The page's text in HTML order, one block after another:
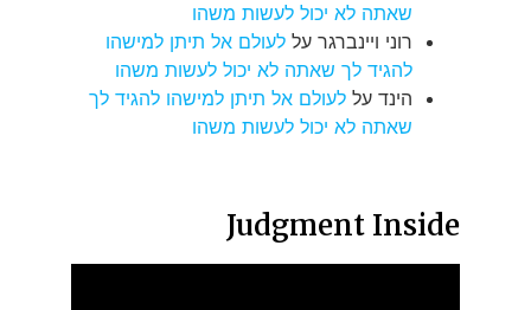
שאתה לא יכול לעשות משהו
רוני ויינברגר על לעולם אל תיתן למישהו
להגיד לך שאתה לא יכול לעשות משהו
הינד על לעולם אל תיתן למישהו להגיד לך
שאתה לא יכול לעשות משהו
Judgment Inside